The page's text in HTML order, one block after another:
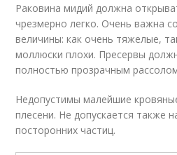
Раковина мидий должна
чрезмерно легко. Очень важна
величины: как очень тяжелые,
моллюски плохи. Пресервы
полностью прозрачным
Недопустимы малейшие
плесени. Не допускается также
посторонних частиц.